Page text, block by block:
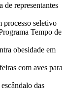
representantes
processo seletivo
Tempo de
obesidade em
com aves para
das